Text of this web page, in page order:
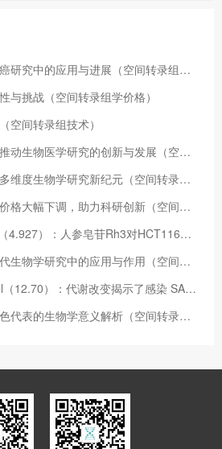
空间转录组技术在肺癌研究中的应用与进展（空间转录组价格）
与挑战（空间转录组学价格）
空间转录组技术）
辽宁空间转录组应用推动生物医学研究的创新与发展（空间转录组测序技术）
空间转录组测序开启多维度生物学研究新纪元（空间转录组数据分析）
武汉空间转录组测序价格大幅下调，助力科研创新（空间转录组学 综述）
文献解读|Molecules（4.927）：人参皂苷Rh3对HCT116结直肠癌细胞增殖抑制作用的转录组学研究
空间转录组技术在现代生物学研究中的应用与作用（空间转录组的意义）
文献解读|J Med Virol（12.70）：代谢改变揭示了感染 SARS-CoV-2 的孕妇的母胎免疫反应与疾病严重程度的关系
空间转录组技术中颜色代表的生物学意义解析（空间转录组分析流程）